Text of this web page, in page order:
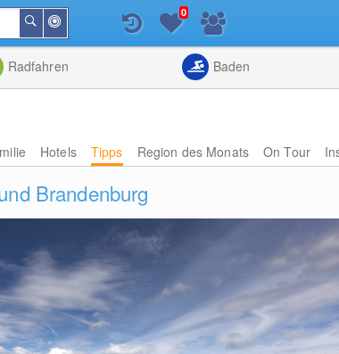
der
Nähe
Suchen
Listenansicht
0
Radfahren Baden
Hotels Tipps Region des Monats On Tour
Brandenburg